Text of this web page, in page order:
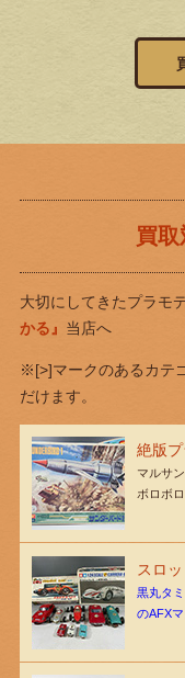
買取
大切にしてきたプラモ
かる』 当店へ
※[>]マークのあるカテ
だけます。
絶版
マルサ
ボロボ
スロ
黒丸タ
のAFX